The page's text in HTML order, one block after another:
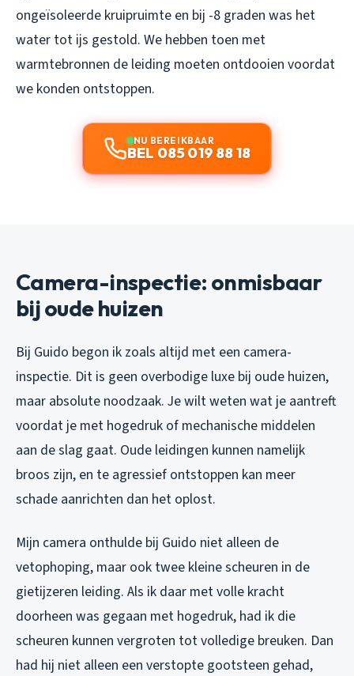
ongeïsoleerde kruipruimte en bij -8 graden was het
water tot ijs gestold. We hebben toen met
warmtebronnen de leiding moeten ontdooien voordat
we konden ontstoppen.
NU BEREIKBAAR
BEL 085 019 88 18
Camera-inspectie: onmisbaar
bij oude huizen
Bij Guido begon ik zoals altijd met een camera-
inspectie. Dit is geen overbodige luxe bij oude huizen,
maar absolute noodzaak. Je wilt weten wat je aantreft
voordat je met hogedruk of mechanische middelen
aan de slag gaat. Oude leidingen kunnen namelijk
broos zijn, en te agressief ontstoppen kan meer
schade aanrichten dan het oplost.
Mijn camera onthulde bij Guido niet alleen de
vetophoping, maar ook twee kleine scheuren in de
gietijzeren leiding. Als ik daar met volle kracht
doorheen was gegaan met hogedruk, had ik die
scheuren kunnen vergroten tot volledige breuken. Dan
had hij niet alleen een verstopte gootsteen gehad,